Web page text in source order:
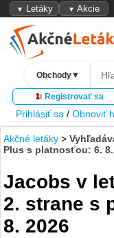
▼ Letáky ▼ Akcie
Obchody▼
Registrovať sa
Prihlásiť sa / Obnoviť
Akčné letáky >
Plus s platnosťou: 6. 8.
Jacobs v
2. strane s
8. 2026